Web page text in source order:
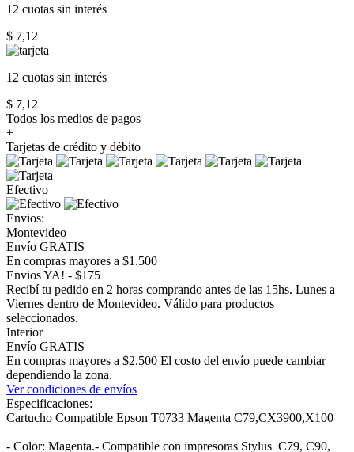
12 cuotas sin interés
$ 7,12
12 cuotas sin interés
$ 7,12
Todos los medios de pagos
+
Tarjetas de crédito y débito
Efectivo
Envios:
Montevideo
Envío GRATIS
En compras mayores a $1.500
Envios YA! - $175
Recibí tu pedido en 2 horas comprando antes de las 15hs. Lunes a
Viernes dentro de Montevideo. Válido para productos
seleccionados.
Interior
Envío GRATIS
En compras mayores a $2.500 El costo del envío puede cambiar
dependiendo la zona.
Ver condiciones de envíos
Especificaciones:
Cartucho Compatible Epson T0733 Magenta C79,CX3900,X100
- Color: Magenta.- Compatible con impresoras Stylus C79, C90,